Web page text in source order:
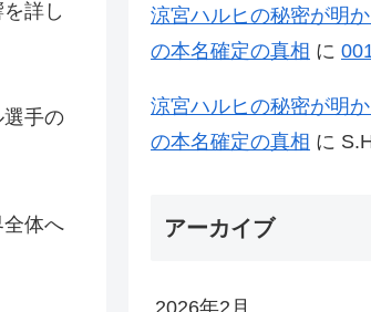
詳し
手の
体へ
涼宮ハルヒの秘密が明
の本名確定の真相 に
涼宮ハルヒの秘密が明
の本名確定の真相 に
アーカイブ
2026年2月